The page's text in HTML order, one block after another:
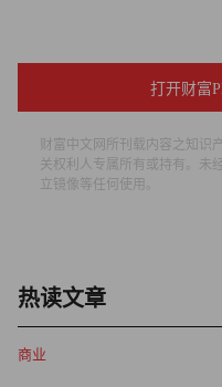
激进投资者佩尔茨还指责
多位董事会成员在其他公
事长马克·帕克同时担任
佩尔茨的大计划
（Universal）抢走的在动
称，2023年，环球影业的
爸前传》（Minions: The
大电影》（The Super
打开财富
财富中文网所刊载内容之知识
关权利人专属所有或持有。未
立镜像等任何使用。
热读文章
商业